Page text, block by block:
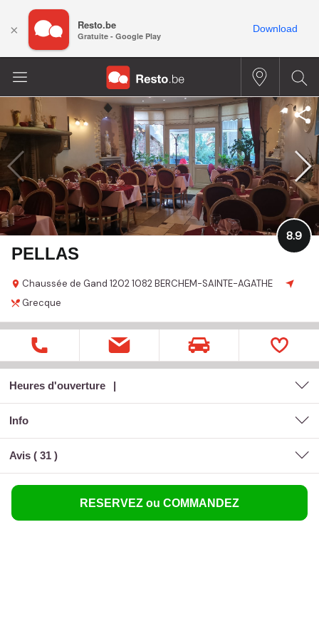
PELLAS
Chaussée de Gand 12021082 BERCHEM-SAINTE-AGATHE
8.9
Grecque
Heures d'ouverture
Info
Avis ( 31 )
RESERVEZ ou COMMANDEZ
× Resto.be
Gratuite - Google Play
Download